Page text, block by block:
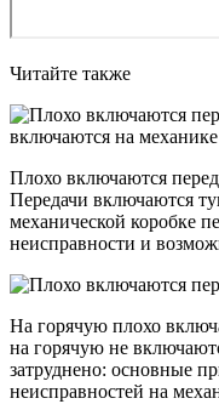
Читайте также
Плохо включаются
Передачи включаются
механической коробке
неисправности и
На горячую плохо
на горячую не
затруднено: основные
неисправностей на